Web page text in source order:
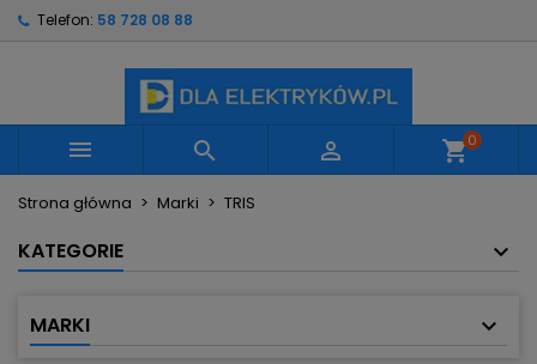
Telefon: 58 728 08 88
   shopping_cart0
Strona główna Marki TRIS
KATEGORIE
MARKI
Utwórz nową listę
((confirmMessage))
Nazwa listy życzeń
Musisz być zalogowany by zapisać produkty na
swojej liście życzeń.